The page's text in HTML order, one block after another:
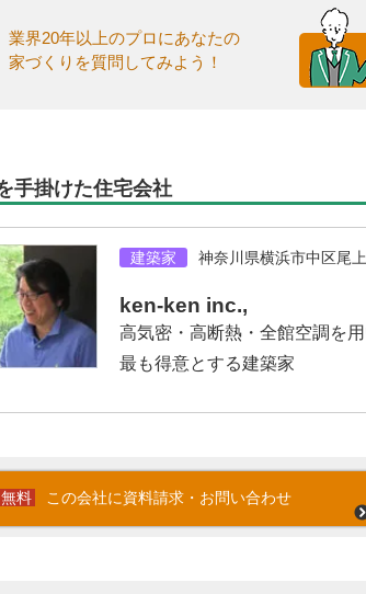
業界20年以上のプロにあなたの
家づくりを質問してみよう！
手掛けた住宅会社
建築家 神奈川県横浜市中区尾
ken-ken inc.,
高気密・高断熱・全館空調を
最も得意とする建築家
この会社に資料請求・お問い合わせ